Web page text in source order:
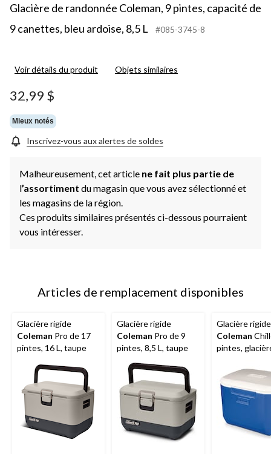
Glacière de randonnée Coleman, 9 pintes, capacité de
9 canettes, bleu ardoise, 8,5 L
#085-3745-8
Voir détails du produit Objets similaires
32,99 $
Mieux notés
Inscrivez-vous aux alertes de soldes
Malheureusement, cet article ne fait plus partie de
l’assortiment du magasin que vous avez sélectionné et
les magasins de la région.
Ces produits similaires présentés ci-dessous pourraient
vous intéresser.
Articles de remplacement disponibles
Glacière rigide
Coleman Pro de 17
pintes, 16 L, taupe
Glacière rigide
Coleman Pro de 9
pintes, 8,5 L, taupe
Glacière rigide
Coleman
pintes,
bleu océan,